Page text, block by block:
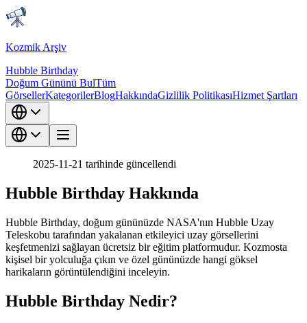
Kozmik Arşiv
Hubble Birthday
Doğum Gününü BulTüm
GörsellerKategorilerBlogHakkındaGizlilik PolitikasıHizmet Şartları
2025-11-21 tarihinde güncellendi
Hubble Birthday Hakkında
Hubble Birthday, doğum gününüzde NASA'nın Hubble Uzay
Teleskobu tarafından yakalanan etkileyici uzay görsellerini
keşfetmenizi sağlayan ücretsiz bir eğitim platformudur. Kozmosta
kişisel bir yolculuğa çıkın ve özel gününüzde hangi göksel
harikaların görüntülendiğini inceleyin.
Hubble Birthday Nedir?